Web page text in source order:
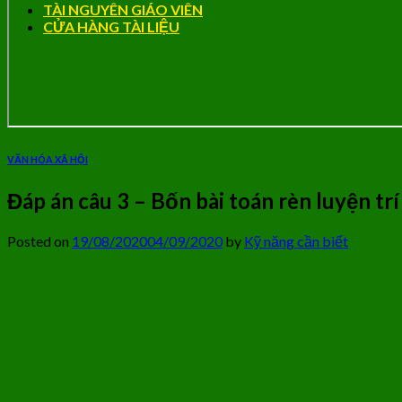
TÀI NGUYÊN GIÁO VIÊN
CỬA HÀNG TÀI LIỆU
VĂN HÓA XÃ HỘI
Đáp án câu 3 – Bốn bài toán rèn luyện
Posted on 19/08/202004/09/2020by Kỹ năng cần biết